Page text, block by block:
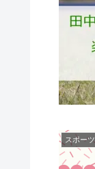
スポーツ